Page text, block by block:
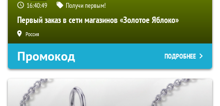
16:40:47 Получи первым!
Первый заказ в сети магазинов «Золотое Яблоко»
Россия
Промокод ПОДРОБНЕЕ